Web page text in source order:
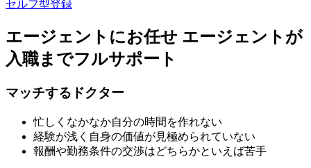
セルフ型登録
エージェントにお任せ エージェントが
入職までフルサポート
マッチするドクター
忙しくなかなか自分の時間を作れない
経験が浅く自身の価値が見極められていない
報酬や勤務条件の交渉はどちらかといえば苦手